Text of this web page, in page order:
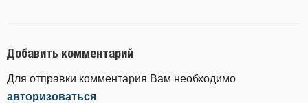
Добавить комментарий
Для отправки комментария Вам необходимо
авторизоваться